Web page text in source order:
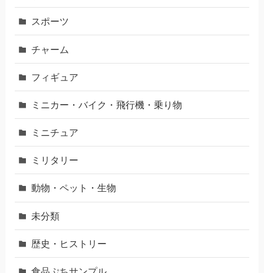
スポーツ
チャーム
フィギュア
ミニカー・バイク・飛行機・乗り物
ミニチュア
ミリタリー
動物・ペット・生物
未分類
歴史・ヒストリー